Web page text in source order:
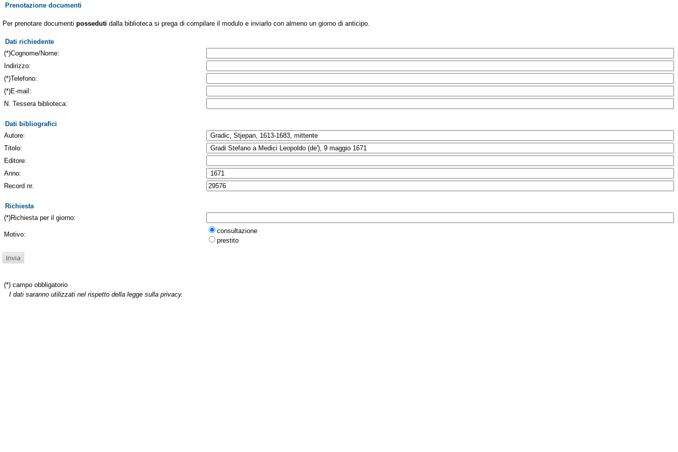
Prenotazione documenti
Per prenotare documenti posseduti dalla biblioteca si prega di compilare il modulo e inviarlo con almeno un giorno di anticipo.
Dati richiedente
(*)Cognome/Nome:
Indirizzo:
(*)Telefono:
(*)E-mail:
N. Tessera biblioteca:
Dati bibliografici
Autore:
Titolo:
Editore:
Anno:
Record nr.
Richiesta
(*)Richiesta per il giorno:
Motivo:
consultazione
prestito
(*) campo obbligatorio
I dati saranno utilizzati nel rispetto della legge sulla privacy.